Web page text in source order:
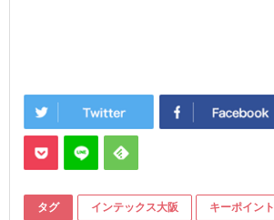
タグ インテックス大阪 キーポイント